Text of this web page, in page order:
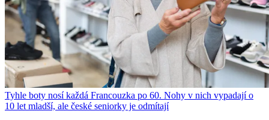
Tyhle boty nosí každá Francouzka po 60. Nohy v nich vypadají o
10 let mladší, ale české seniorky je odmítají